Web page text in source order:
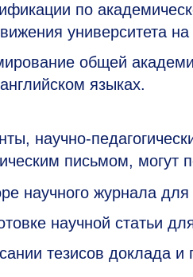
по
университета
общей
языках.
научно-
письмом, могут
научного журнала для
научной статьи
тезисов доклада